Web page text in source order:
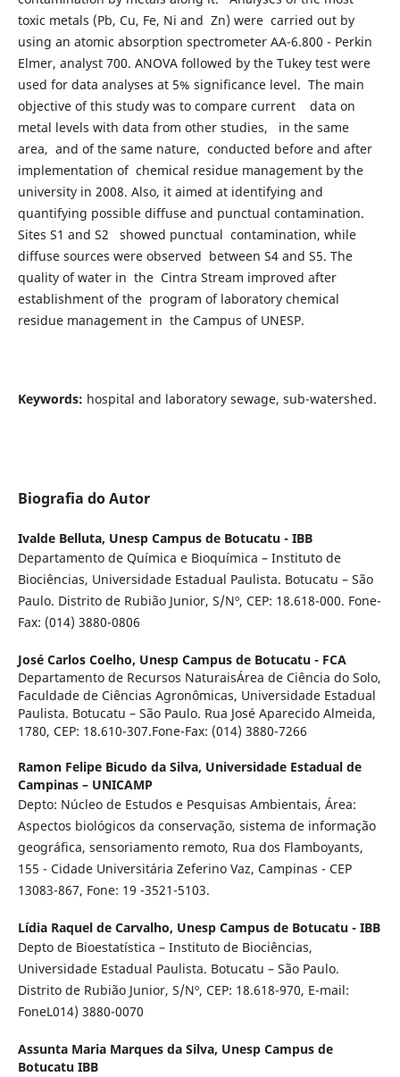
toxic metals (Pb, Cu, Fe, Ni and Zn) were carried out by
using an atomic absorption spectrometer AA-6.800 - Perkin
Elmer, analyst 700. ANOVA followed by the Tukey test were
used for data analyses at 5% significance level. The main
objective of this study was to compare current data on
metal levels with data from other studies, in the same
area, and of the same nature, conducted before and after
implementation of chemical residue management by the
university in 2008. Also, it aimed at identifying and
quantifying possible diffuse and punctual contamination.
Sites S1 and S2 showed punctual contamination, while
diffuse sources were observed between S4 and S5. The
quality of water in the Cintra Stream improved after
establishment of the program of laboratory chemical
residue management in the Campus of UNESP.
Keywords: hospital and laboratory sewage, sub-watershed.
Biografia do Autor
Ivalde Belluta, Unesp Campus de Botucatu - IBB
Departamento de Química e Bioquímica – Instituto de
Biociências, Universidade Estadual Paulista. Botucatu – São
Paulo. Distrito de Rubião Junior, S/Nº, CEP: 18.618-000. Fone-
Fax: (014) 3880-0806
José Carlos Coelho, Unesp Campus de Botucatu - FCA
Departamento de Recursos NaturaisÁrea de Ciência do Solo,
Faculdade de Ciências Agronômicas, Universidade Estadual
Paulista. Botucatu – São Paulo. Rua José Aparecido Almeida,
1780, CEP: 18.610-307.Fone-Fax: (014) 3880-7266
Ramon Felipe Bicudo da Silva, Universidade Estadual de
Campinas – UNICAMP
Depto: Núcleo de Estudos e Pesquisas Ambientais, Área:
Aspectos biológicos da conservação, sistema de informação
geográfica, sensoriamento remoto, Rua dos Flamboyants,
155 - Cidade Universitária Zeferino Vaz, Campinas - CEP
13083-867, Fone: 19 -3521-5103.
Lídia Raquel de Carvalho, Unesp Campus de Botucatu - IBB
Depto de Bioestatística – Instituto de Biociências,
Universidade Estadual Paulista. Botucatu – São Paulo.
Distrito de Rubião Junior, S/Nº, CEP: 18.618-970, E-mail:
FoneL014) 3880-0070
Assunta Maria Marques da Silva, Unesp Campus de
Botucatu IBB